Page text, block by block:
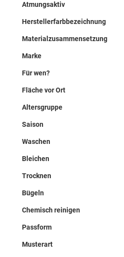
Atmungsaktiv
Herstellerfarbbezeichnung
Materialzusammensetzung
Marke
Für wen?
Fläche vor Ort
Altersgruppe
Saison
Waschen
Bleichen
Trocknen
Bügeln
Chemisch reinigen
Passform
Musterart